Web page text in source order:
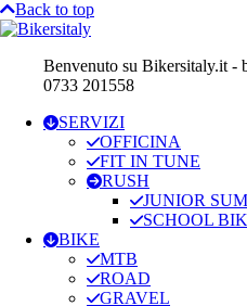
Back to top
Benvenuto su Bikersitaly.it -
0733 201558
SERVIZI
OFFICINA
FIT IN TUNE
RUSH
JUNIOR
SCHOOL
BIKE
MTB
ROAD
GRAVEL